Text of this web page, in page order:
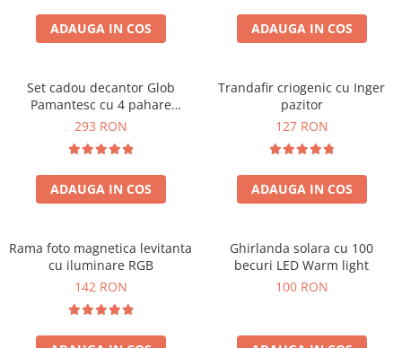
Cadouri Fete
Pentru Copilul din tine
Cadouri de Casa Noua
Cadouri Majorat
Cadouri pentru Nasi
Cadouri pentru Bunici
Cadouri pentru Prieteni
Cel ce are tot
Cadouri Nunta si Cununie civila
Cani si Termosuri
Jocuri si Puzzle
Seturi de caligrafie
Cadouri Sfantul Alexandru
Cadouri Constantin si Elena
Cadouri Sfanta Maria
Cadouri Sfintii Mihail si Gavriil
ADAUGA IN COS ADAUGA IN COS
Set cadou decantor Glob
Pamantesc cu 4 pahare
Deluxe
293 RON
ADAUGA IN COS
Trandafir criogenic cu Inger
pazitor
127 RON
ADAUGA IN COS
Rama foto magnetica levitanta
cu iluminare RGB
142 RON
Ghirlanda solara cu 100
becuri LED Warm light
100 RON